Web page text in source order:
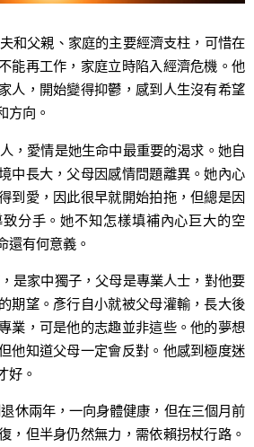
父親、家庭的主要經濟支柱，可惜在
能再工作，家庭立時陷入經濟危機。他
人，開始變得抑鬱，感到人生沒有希望
方向。
愛情是她生命中最重要的渴求。她自
中長大，父母因感情問題離異。她內心
到愛，因此很早就開始拍拖，但總是因
分手。她不知怎樣填補內心巨大的空
還有何意義。
家中獨子，父母是專業人士，對他要
期望。彥行自小就被父母灌輸，長大後
業，可是他的志趣並非這些。他的夢想
他知道父母一定會反對。他感到極度迷
好。
兩年，一向身體健康，但在三個月前
，但半身仍然無力，需依賴拐杖行路。